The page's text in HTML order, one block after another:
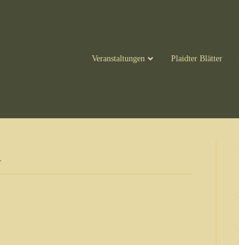
Veranstaltungen Plaidter Blätter